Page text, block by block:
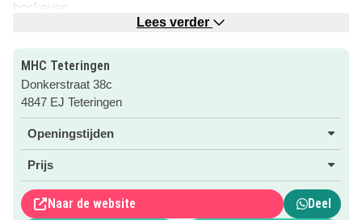
hockeyen.
wedstrijden!
Klik snel op de roze button om naar de website te gaan
voor meer informatie!
PS Bekijk ook onze Eropuit categorie voor de
uitjes in en om Breda
Lees verder
MHC Teteringen
Donkerstraat 38c
4847 EJ Teteringen
Openingstijden
Prijs
Naar de website
Deel